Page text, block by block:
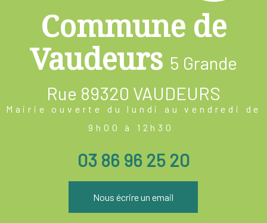
Commune de
Vaudeurs 5 Grande
Rue 89320 VAUDEURS
Mairie ouverte du lundi au vendredi de
9h00 à 12h30
03 86 96 25 20
Nous écrire un email